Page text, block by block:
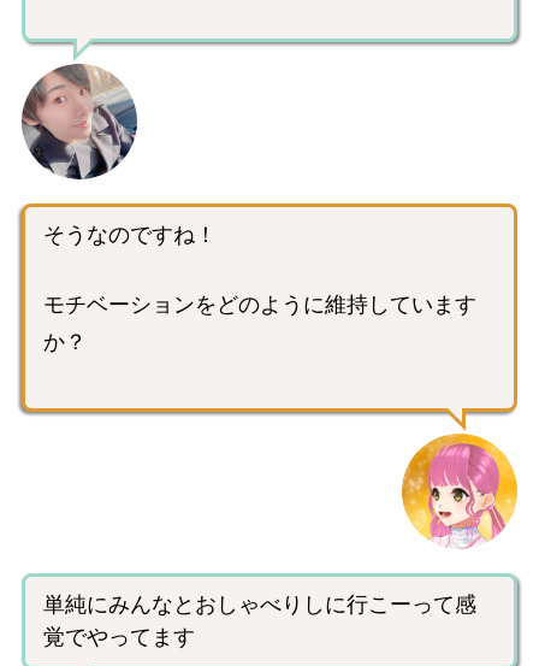
そうなのですね！
モチベーションをどのように維持しています
か？
単純にみんなとおしゃべりしに行こーって感
覚でやってます